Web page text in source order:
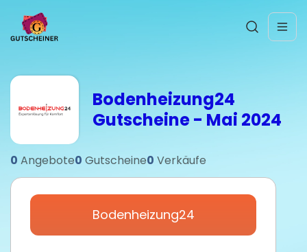
Bodenheizung24
Gutscheine - Mai 2024
0 Angebote0 Gutscheine0 Verkäufe
Bodenheizung24